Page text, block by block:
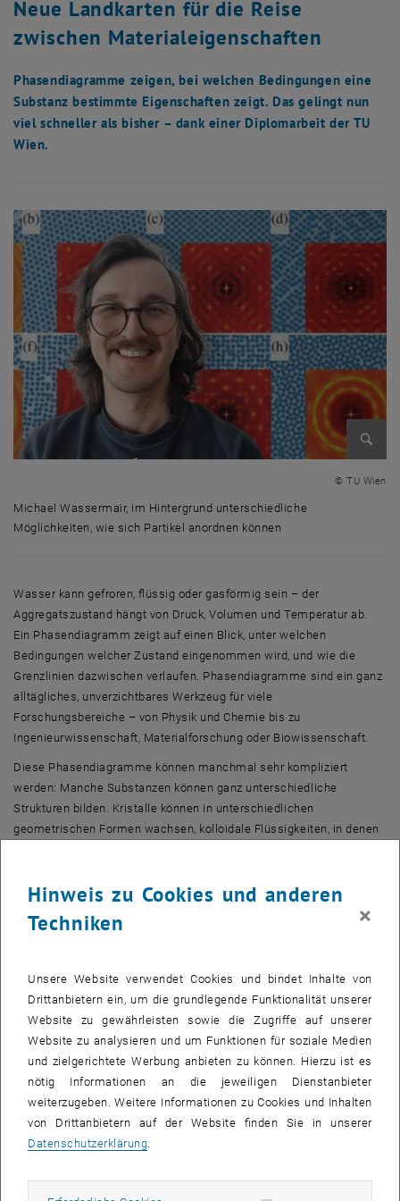
techArt
, öffnet eine externe URL in einem neuen Fenster
techArt
Institute
Neue Landkarten für die Reise
zwischen Materialeigenschaften
Phasendiagramme zeigen, bei welchen Bedingungen eine
Substanz bestimmte Eigenschaften zeigt. Das gelingt nun
viel schneller als bisher – dank einer Diplomarbeit der TU
Wien.
© TU Wien
Michael Wassermair, im Hintergrund unterschiedliche
Möglichkeiten, wie sich Partikel anordnen können
Wasser kann gefroren, flüssig oder gasförmig sein – der
Aggregatszustand hängt von Druck, Volumen und Temperatur ab.
Ein Phasendiagramm zeigt auf einen Blick, unter welchen
Bedingungen welcher Zustand eingenommen wird, und wie die
Grenzlinien dazwischen verlaufen. Phasendiagramme sind ein ganz
alltägliches, unverzichtbares Werkzeug für viele
Forschungsbereiche – von Physik und Chemie bis zu
Ingenieurwissenschaft, Materialforschung oder Biowissenschaft.
Diese Phasendiagramme können manchmal sehr kompliziert
werden: Manche Substanzen können ganz unterschiedliche
Strukturen bilden. Kristalle können in unterschiedlichen
geometrischen Formen wachsen, kolloidale Flüssigkeiten, in denen
Nun gelang es dem TU-Studenten Michael Wassermair, in seiner
Diplomarbeit eine verblüffend effiziente Methode zu entwickeln,
dann, wenn man von vornherein vielleicht noch gar nicht weiß,
welche möglicherweise recht komplizierten Phasen bei einem
bestimmten Material überhaupt auftreten können. Was bisher Tage
oder Wochen dauern konnte, gelingt jetzt in Sekunden, mit
bemerkenswerter Präzision. Die Ergebnisse wurden in der
renommierten Zeitschrift Physical Review Letters publiziert.
Drei Universitäten – ein Erfolg
Betreut wurde Michael Wassermair gleich von drei
Forschungsgruppe „Theorie der weichen Materie“ am Institut für
Hinweis zu Cookies und anderen
Techniken
×
Unsere Website verwendet Cookies und bindet Inhalte von
Drittanbietern ein, um die grundlegende Funktionalität unserer
Website zu gewährleisten sowie die Zugriffe auf unserer
Website zu analysieren und um Funktionen für soziale Medien
und zielgerichtete Werbung anbieten zu können. Hierzu ist es
nötig Informationen an die jeweiligen Dienstanbieter
weiterzugeben. Weitere Informationen zu Cookies und Inhalten
von Drittanbietern auf der Website finden Sie in unserer
Datenschutzerklärung